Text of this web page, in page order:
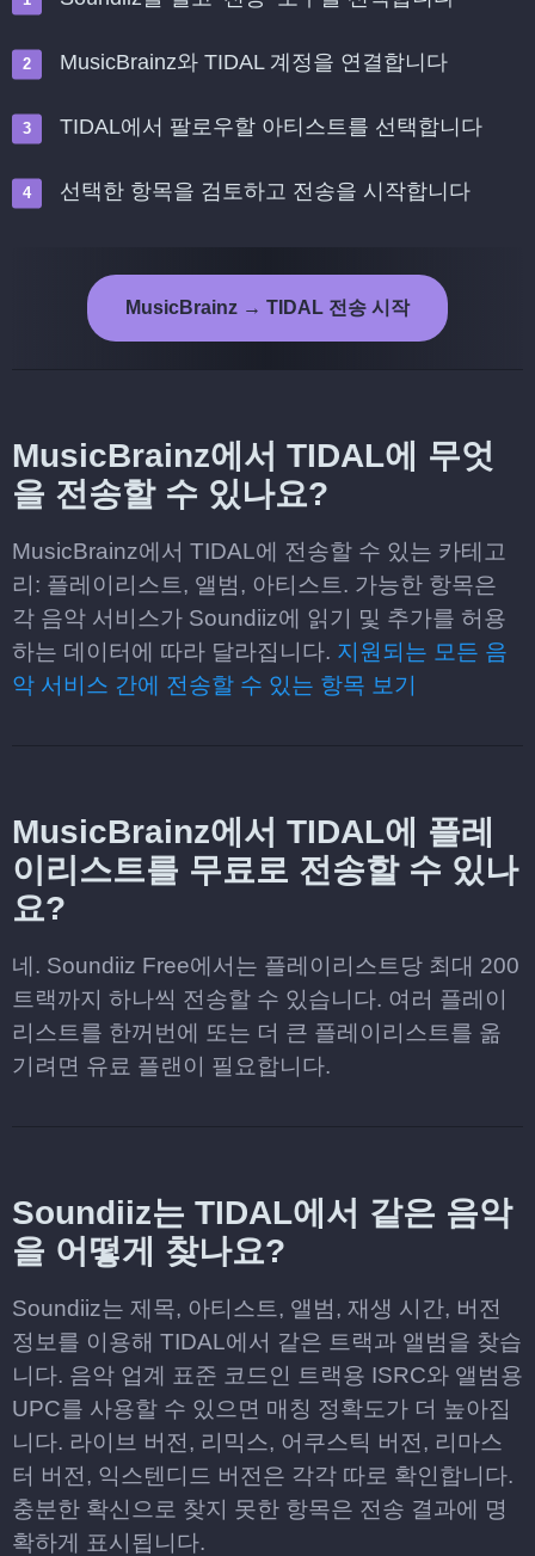
MusicBrainz와 TIDAL 계정을 연결합니다
TIDAL에서 팔로우할 아티스트를 선택합니다
선택한 항목을 검토하고 전송을 시작합니다
MusicBrainz → TIDAL 전송 시작
MusicBrainz에서 TIDAL에 무엇
을 전송할 수 있나요?
MusicBrainz에서 TIDAL에 전송할 수 있는 카테고
리: 플레이리스트, 앨범, 아티스트. 가능한 항목은
각 음악 서비스가 Soundiiz에 읽기 및 추가를 허용
하는 데이터에 따라 달라집니다. 지원되는 모든 음
악 서비스 간에 전송할 수 있는 항목 보기
MusicBrainz에서 TIDAL에 플레
이리스트를 무료로 전송할 수 있나
요?
네. Soundiiz Free에서는 플레이리스트당 최대 200
트랙까지 하나씩 전송할 수 있습니다. 여러 플레이
리스트를 한꺼번에 또는 더 큰 플레이리스트를 옮
기려면 유료 플랜이 필요합니다.
Soundiiz는 TIDAL에서 같은 음악
을 어떻게 찾나요?
Soundiiz는 제목, 아티스트, 앨범, 재생 시간, 버전
정보를 이용해 TIDAL에서 같은 트랙과 앨범을 찾습
니다. 음악 업계 표준 코드인 트랙용 ISRC와 앨범용
UPC를 사용할 수 있으면 매칭 정확도가 더 높아집
니다. 라이브 버전, 리믹스, 어쿠스틱 버전, 리마스
터 버전, 익스텐디드 버전은 각각 따로 확인합니다.
충분한 확신으로 찾지 못한 항목은 전송 결과에 명
확하게 표시됩니다.